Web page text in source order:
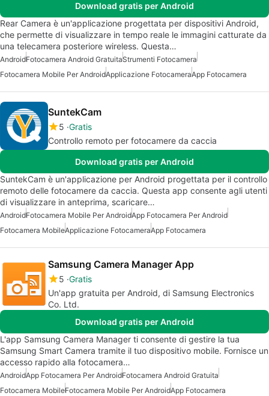
Download gratis per Android
Rear Camera è un'applicazione progettata per dispositivi Android,
che permette di visualizzare in tempo reale le immagini catturate da
una telecamera posteriore wireless. Questa…
AndroidFotocamera Android GratuitaStrumenti Fotocamera
Fotocamera Mobile Per AndroidApplicazione FotocameraApp Fotocamera
SuntekCam
5 Gratis
Controllo remoto per fotocamere da caccia
Download gratis per Android
SuntekCam è un'applicazione per Android progettata per il controllo
remoto delle fotocamere da caccia. Questa app consente agli utenti
di visualizzare in anteprima, scaricare…
AndroidFotocamera Mobile Per AndroidApp Fotocamera Per Android
Fotocamera MobileApplicazione FotocameraApp Fotocamera
Samsung Camera Manager App
5 Gratis
Un'app gratuita per Android, di Samsung Electronics
Co. Ltd.
Download gratis per Android
L'app Samsung Camera Manager ti consente di gestire la tua
Samsung Smart Camera tramite il tuo dispositivo mobile. Fornisce un
accesso rapido alla fotocamera…
AndroidApp Fotocamera Per AndroidFotocamera Android Gratuita
Fotocamera MobileFotocamera Mobile Per AndroidApp Fotocamera